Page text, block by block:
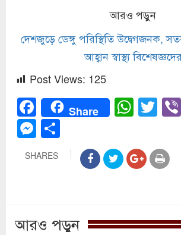
আরও পড়ুন
দেশজুড়ে ডেঙ্গু পরিস্থিতি উদ্বেগজনক,
আহ্বান স্বাস্থ্য
Post Views: 125
Facebook
Share
Messenger
SHARES
আরও পড়ুন